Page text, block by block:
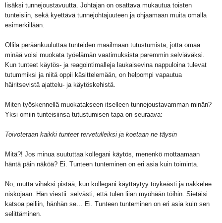
lisäksi tunnejoustavuutta. Johtajan on osattava mukautua toisten
tunteisiin, sekä kyettävä tunnejohtajuuteen ja ohjaamaan muita omalla
esimerkillään.
Ollila peräänkuuluttaa tunteiden maailmaan tutustumista, jotta omaa
minää voisi muokata työelämän vaatimuksista paremmin selviäväksi.
Kun tunteet käytös- ja reagointimalleja laukaisevina nappuloina tulevat
tutummiksi ja niitä oppii käsittelemään, on helpompi vapautua
häiritsevistä ajattelu- ja käytöskehistä.
Miten työskennellä muokatakseen itselleen tunnejoustavamman minän?
Yksi omiin tunteisiinsa tutustumisen tapa on seuraava:
Toivotetaan kaikki tunteet tervetulleiksi ja koetaan ne täysin
Mitä?! Jos minua suututtaa kollegani käytös, menenkö mottaamaan
häntä päin näköä? Ei. Tunteen tunteminen on eri asia kuin toiminta.
No, mutta vihaksi pistää, kun kollegani käyttäytyy töykeästi ja nakkelee
niskojaan. Hän viestii selvästi, että tulen liian myöhään töihin. Sietäisi
katsoa peiliin, hänhän se… Ei. Tunteen tunteminen on eri asia kuin sen
selittäminen.